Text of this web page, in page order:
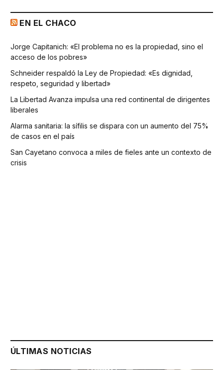
EN EL CHACO
Jorge Capitanich: «El problema no es la propiedad, sino el
acceso de los pobres»
Schneider respaldó la Ley de Propiedad: «Es dignidad,
respeto, seguridad y libertad»
La Libertad Avanza impulsa una red continental de dirigentes
liberales
Alarma sanitaria: la sífilis se dispara con un aumento del 75%
de casos en el país
San Cayetano convoca a miles de fieles ante un contexto de
crisis
ÚLTIMAS NOTICIAS